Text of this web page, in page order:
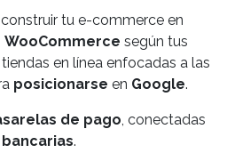
tu e-commerce en
WooCommerce según tus
tiendas en línea enfocadas a las
posicionarse en Google.
de pago, conectadas
.